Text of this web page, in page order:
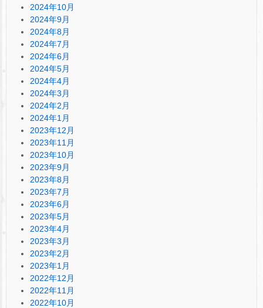
2024年10月
2024年9月
2024年8月
2024年7月
2024年6月
2024年5月
2024年4月
2024年3月
2024年2月
2024年1月
2023年12月
2023年11月
2023年10月
2023年9月
2023年8月
2023年7月
2023年6月
2023年5月
2023年4月
2023年3月
2023年2月
2023年1月
2022年12月
2022年11月
2022年10月